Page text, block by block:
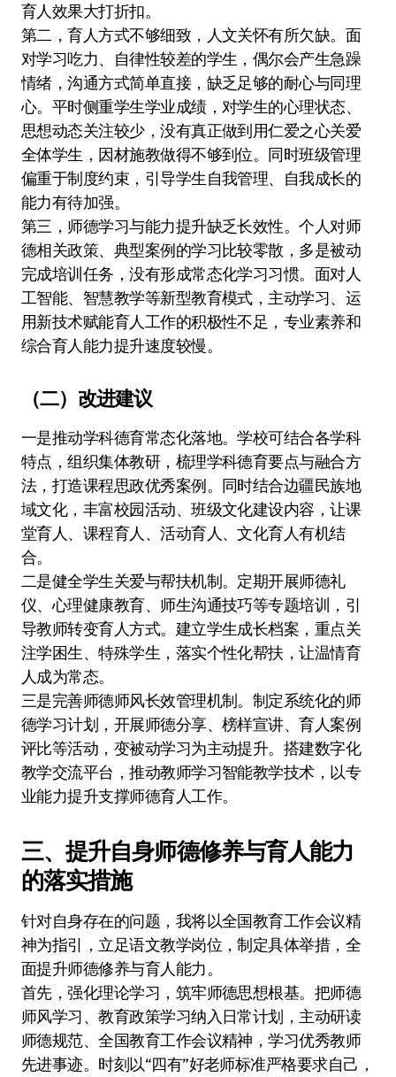
育人效果大打折扣。
第二，育人方式不够细致，人文关怀有所欠缺。面
对学习吃力、自律性较差的学生，偶尔会产生急躁
情绪，沟通方式简单直接，缺乏足够的耐心与同理
心。平时侧重学生学业成绩，对学生的心理状态、
思想动态关注较少，没有真正做到用仁爱之心关爱
全体学生，因材施教做得不够到位。同时班级管理
偏重于制度约束，引导学生自我管理、自我成长的
能力有待加强。
第三，师德学习与能力提升缺乏长效性。个人对师
德相关政策、典型案例的学习比较零散，多是被动
完成培训任务，没有形成常态化学习习惯。面对人
工智能、智慧教学等新型教育模式，主动学习、运
用新技术赋能育人工作的积极性不足，专业素养和
综合育人能力提升速度较慢。
（二）改进建议
一是推动学科德育常态化落地。学校可结合各学科
特点，组织集体教研，梳理学科德育要点与融合方
法，打造课程思政优秀案例。同时结合边疆民族地
域文化，丰富校园活动、班级文化建设内容，让课
堂育人、课程育人、活动育人、文化育人有机结
合。
二是健全学生关爱与帮扶机制。定期开展师德礼
仪、心理健康教育、师生沟通技巧等专题培训，引
导教师转变育人方式。建立学生成长档案，重点关
注学困生、特殊学生，落实个性化帮扶，让温情育
人成为常态。
三是完善师德师风长效管理机制。制定系统化的师
德学习计划，开展师德分享、榜样宣讲、育人案例
评比等活动，变被动学习为主动提升。搭建数字化
教学交流平台，推动教师学习智能教学技术，以专
业能力提升支撑师德育人工作。
三、提升自身师德修养与育人能力
的落实措施
针对自身存在的问题，我将以全国教育工作会议精
神为指引，立足语文教学岗位，制定具体举措，全
面提升师德修养与育人能力。
首先，强化理论学习，筑牢师德思想根基。把师德
师风学习、教育政策学习纳入日常计划，主动研读
师德规范、全国教育工作会议精神，学习优秀教师
先进事迹。时刻以“四有”好老师标准严格要求自己，